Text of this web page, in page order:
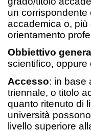
un
accademica o,
orientamento
Obbiettivo
scientifico, oppure
Accesso: in base
triennale, o titolo
quanto ritenuto di
università
livello superiore